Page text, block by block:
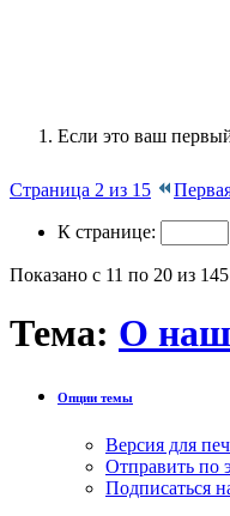
Если это ваш
Страница 2 из 15
К странице:
Показано с 11 по 20 из 145
Тема: О
Опции темы
Версия для
Отправить по
Подписаться